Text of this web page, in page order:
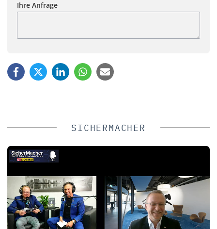
Ihre Anfrage
SICHERMACHER